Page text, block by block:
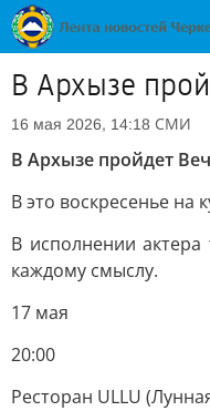
В Архызе
16 мая 2026, 14:18 СМИ
В Архызе пройдет
В это воскресенье
В исполнении
каждому смыслу.
17 мая
20:00
Ресторан ULLU